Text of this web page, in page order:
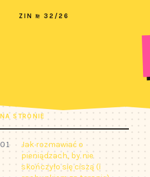
ZIN № 32/26
NA STRONIE
01
Jak rozmawiać o
pieniądzach, by nie
skończyło się ciszą (i